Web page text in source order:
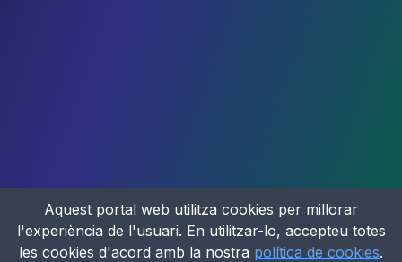
Aquest portal web utilitza cookies per millorar
l'experiència de l'usuari. En utilitzar-lo, accepteu totes
les cookies d'acord amb la nostra política de cookies.